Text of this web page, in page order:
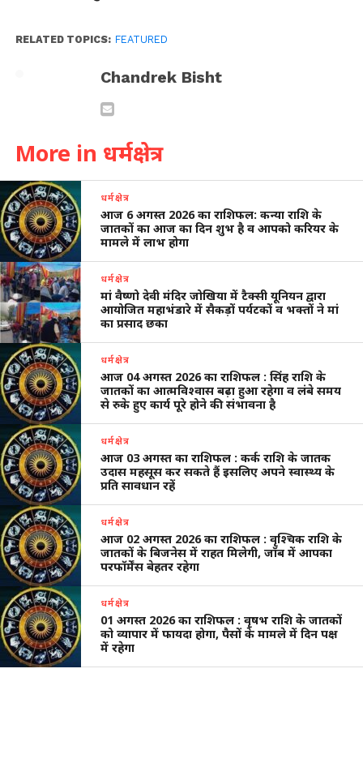
RELATED TOPICS: FEATURED
Chandrek Bisht
More in धर्मक्षेत्र
धर्मक्षेत्र
आज 6 अगस्त 2026 का राशिफल: कन्या राशि के
जातकों का आज का दिन शुभ है व आपको करियर के
मामले में लाभ होगा
धर्मक्षेत्र
मां वैष्णो देवी मंदिर जोखिया में टैक्सी यूनियन द्वारा
आयोजित महाभंडारे में सैकड़ों पर्यटकों व भक्तों ने मां
का प्रसाद छका
धर्मक्षेत्र
आज 04 अगस्त 2026 का राशिफल : सिंह राशि के
जातकों का आत्मविश्वास बढ़ा हुआ रहेगा व लंबे समय
से रुके हुए कार्य पूरे होने की संभावना है
धर्मक्षेत्र
आज 03 अगस्त का राशिफल : कर्क राशि के जातक
उदास महसूस कर सकते हैं इसलिए अपने स्वास्थ्य के
प्रति सावधान रहें
धर्मक्षेत्र
आज 02 अगस्त 2026 का राशिफल : वृश्चिक राशि के
जातकों के बिजनेस में राहत मिलेगी, जॉब में आपका
परफॉर्मेंस बेहतर रहेगा
धर्मक्षेत्र
01 अगस्त 2026 का राशिफल : वृषभ राशि के जातकों
को व्यापार में फायदा होगा, पैसों के मामले में दिन पक्ष
में रहेगा